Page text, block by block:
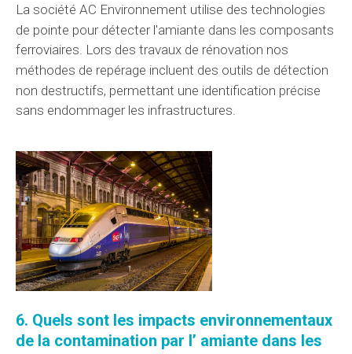
La société AC Environnement utilise des technologies
de pointe pour détecter l'amiante dans les composants
ferroviaires. Lors des travaux de rénovation nos
méthodes de repérage incluent des outils de détection
non destructifs, permettant une identification précise
sans endommager les infrastructures.
6. Quels sont les impacts environnementaux
de la contamination par l’ amiante dans les